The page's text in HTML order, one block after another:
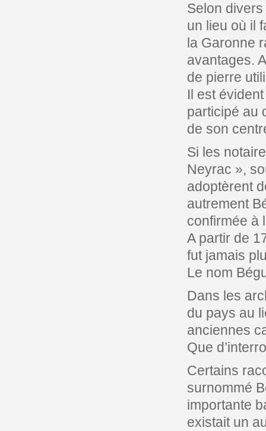
Selon
un lieu où il
la Garonne
avantages.
de pierre
Il est
participé au
de son
Si les
Neyrac »,
adoptèrent
autrement
confirmée à
A partir de
fut jamais
Le nom
Dans les
du pays au
anciennes
Que
Certains
surnommé
importante
existait un